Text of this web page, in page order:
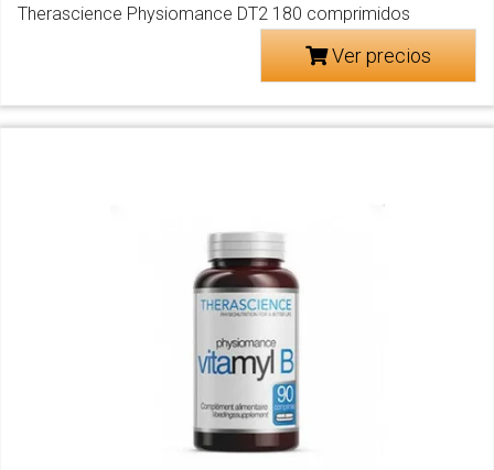
Therascience Physiomance DT2 180 comprimidos
Ver precios